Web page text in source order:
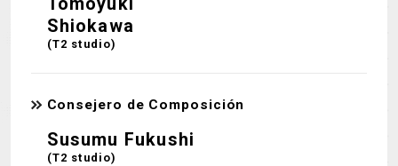
Tomoyuki
Shiokawa
(T2 studio)
Consejero de Composición
Susumu Fukushi
(T2 studio)